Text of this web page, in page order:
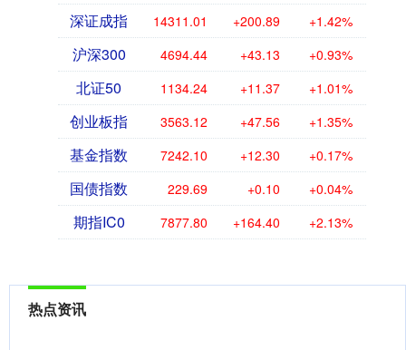
深证成指 14311.01 +200.89 +1.42%
沪深300 4694.44 +43.13 +0.93%
北证50 1134.24 +11.37 +1.01%
创业板指 3563.12 +47.56 +1.35%
基金指数 7242.10 +12.30 +0.17%
国债指数 229.69 +0.10 +0.04%
期指IC0 7877.80 +164.40 +2.13%
热点资讯